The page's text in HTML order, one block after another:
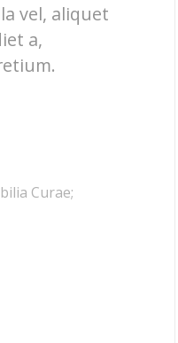
vel, aliquet
a,
Curae;